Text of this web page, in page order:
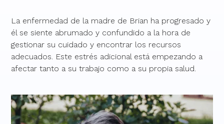
La enfermedad de la madre de Brian ha progresado y
él se siente abrumado y confundido a la hora de
gestionar su cuidado y encontrar los recursos
adecuados. Este estrés adicional está empezando a
afectar tanto a su trabajo como a su propia salud.